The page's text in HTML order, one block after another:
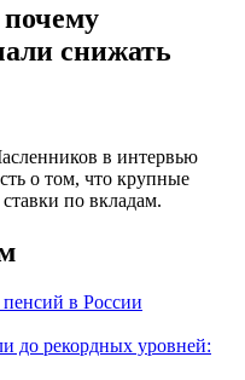
снижать
в интервью
о том, что крупные
по вкладам.
в России
до рекордных уровней: